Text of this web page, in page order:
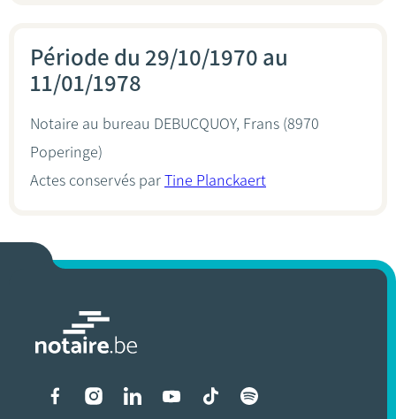
Période du 29/10/1970 au
11/01/1978
Notaire au bureau DEBUCQUOY, Frans (8970
Poperinge)
Actes conservés parTine Planckaert
Liens vers les réseaux